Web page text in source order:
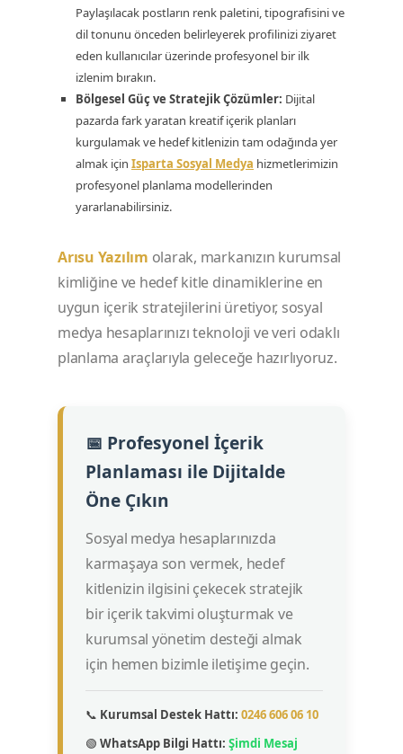
Paylaşılacak postların renk paletini, tipografisini ve
dil tonunu önceden belirleyerek profilinizi ziyaret
eden kullanıcılar üzerinde profesyonel bir ilk
izlenim bırakın.
Bölgesel Güç ve Stratejik Çözümler: Dijital
pazarda fark yaratan kreatif içerik planları
kurgulamak ve hedef kitlenizin tam odağında yer
almak için Isparta Sosyal Medya hizmetlerimizin
profesyonel planlama modellerinden
yararlanabilirsiniz.
Arısu Yazılım olarak, markanızın kurumsal
kimliğine ve hedef kitle dinamiklerine en
uygun içerik stratejilerini üretiyor, sosyal
medya hesaplarınızı teknoloji ve veri odaklı
planlama araçlarıyla geleceğe hazırlıyoruz.
📅 Profesyonel İçerik
Planlaması ile Dijitalde
Öne Çıkın
Sosyal medya hesaplarınızda
karmaşaya son vermek, hedef
kitlenizin ilgisini çekecek stratejik
bir içerik takvimi oluşturmak ve
kurumsal yönetim desteği almak
için hemen bizimle iletişime geçin.
📞 Kurumsal Destek Hattı: 0246 606 06 10
🟢 WhatsApp Bilgi Hattı: Şimdi Mesaj